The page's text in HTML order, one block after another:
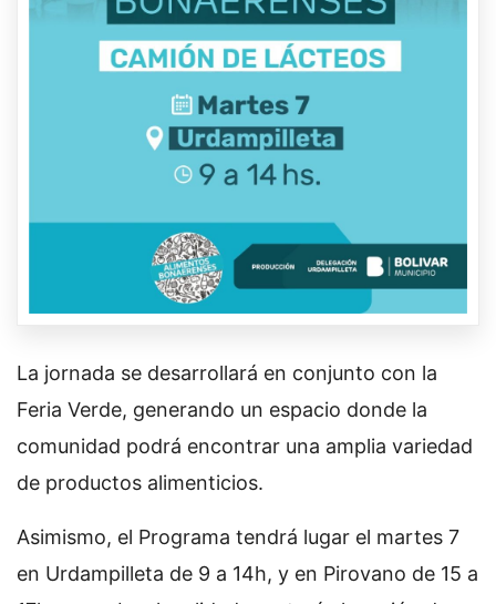
La jornada se desarrollará en conjunto con la
Feria Verde, generando un espacio donde la
comunidad podrá encontrar una amplia variedad
de productos alimenticios.
Asimismo, el Programa tendrá lugar el martes 7
en Urdampilleta de 9 a 14h, y en Pirovano de 15 a